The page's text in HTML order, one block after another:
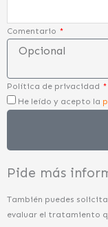
Comentario
Política de privacidad
He leído y acepto la
Pide más
También puedes
evaluar el tratamiento